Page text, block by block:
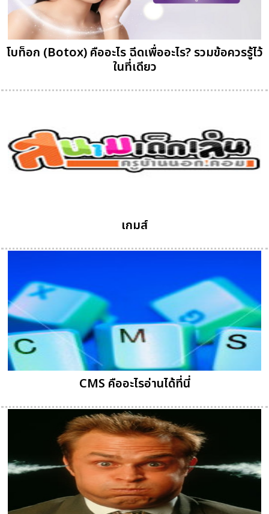
โบท็อก (Botox) คืออะไร ฉีดเพื่ออะไร? รวมข้อควรรู้ไว้
ในที่เดียว
เกมส์
CMS คืออะไรอ่านได้ที่นี่